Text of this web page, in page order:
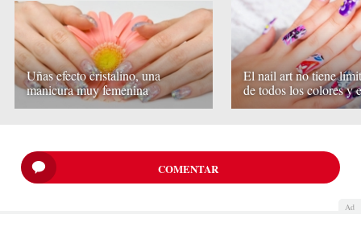
Uñas efecto cristalino, una
manicura muy femenina
El nail art no tiene
de todos los colores y
COMENTAR
Ad